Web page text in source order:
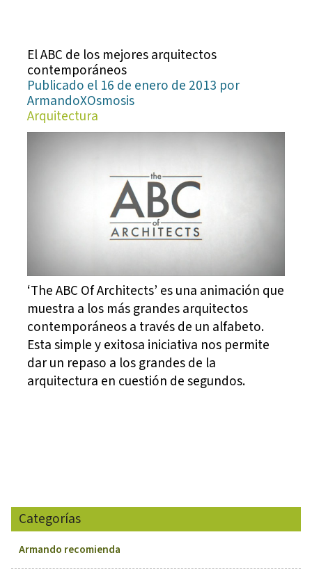
El ABC de los mejores arquitectos
contemporáneos
Publicado el 16 de enero de 2013 por
ArmandoXOsmosis
Arquitectura
‘The ABC Of Architects’ es una animación que
muestra a los más grandes arquitectos
contemporáneos a través de un alfabeto.
Esta simple y exitosa iniciativa nos permite
dar un repaso a los grandes de la
arquitectura en cuestión de segundos.
Categorías
Armando recomienda